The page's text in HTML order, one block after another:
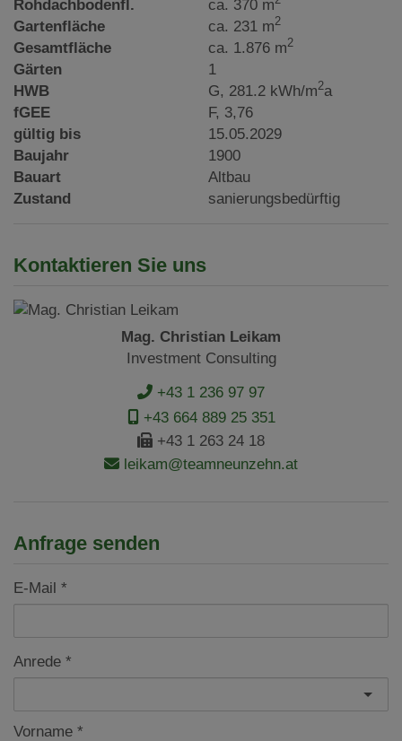
Rohdachbodenfl. ca. 370 m
Gartenfläche ca. 231 m2
Gesamtfläche ca. 1.876 m2
Gärten
1
HWB
G, 281.2 kWh/m2a
fGEE
F, 3,76
gültig bis
15.05.2029
Baujahr
1900
Bauart
Altbau
Zustand
sanierungsbedürftig
Kontaktieren Sie uns
Mag. Christian Leikam
Investment Consulting
+43 1 236 97 97
+43 664 889 25 351
+43 1 263 24 18
leikam@teamneunzehn.at
Anfrage senden
E-Mail
Anrede
Vorname